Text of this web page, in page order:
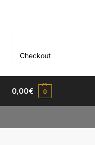
Checkout
0,00€ 0